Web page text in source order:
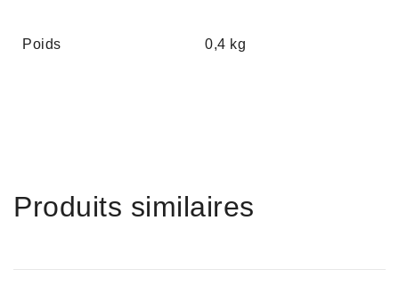
Poids 0,4 kg
Produits similaires